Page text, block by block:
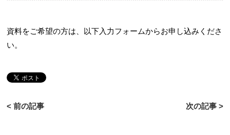
資料をご希望の方は、以下入力フォームからお申し込みくださ
い。
< 前の記事 次の記事 >